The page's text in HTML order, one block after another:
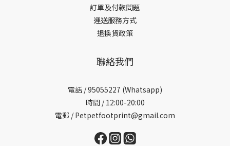
訂單及付款問題
運送服務方式
退換貨政策
聯絡我們
電話 /95055227 (Whatsapp)
時間 / 12:00-20:00
電郵 / Petpetfootprint@gmail.com